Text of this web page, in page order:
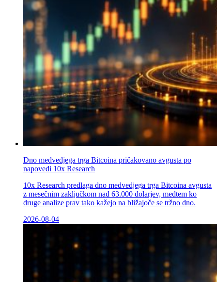
Dno medvedjega trga Bitcoina pričakovano avgusta po
napovedi 10x Research
10x Research predlaga dno medvedjega trga Bitcoina avgusta
z mesečnim zaključkom nad 63.000 dolarjev, medtem ko
druge analize prav tako kažejo na bližajoče se tržno dno.
2026-08-04